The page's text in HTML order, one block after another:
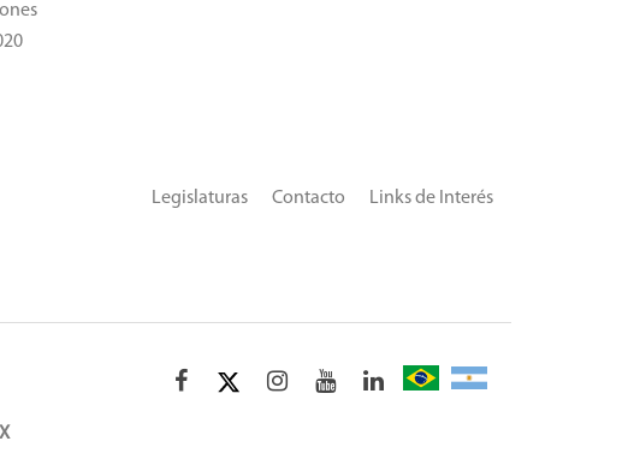
Links de Interés
Contacto
Legislaturas